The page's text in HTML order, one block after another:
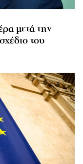
μετά την
του